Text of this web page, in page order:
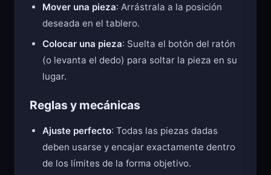
Mover una pieza: Arrástrala a la posición
deseada en el tablero.
Colocar una pieza: Suelta el botón del ratón
(o levanta el dedo) para soltar la pieza en su
lugar.
Reglas y mecánicas
Ajuste perfecto: Todas las piezas dadas
deben usarse y encajar exactamente dentro
de los límites de la forma objetivo.